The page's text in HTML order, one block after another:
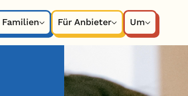
Familien
Für Anbieter Um